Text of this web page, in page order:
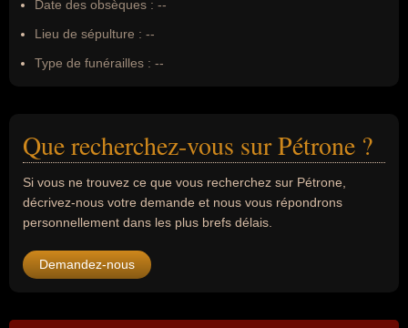
Date des obsèques : --
Lieu de sépulture : --
Type de funérailles : --
Que recherchez-vous sur Pétrone ?
Si vous ne trouvez ce que vous recherchez sur Pétrone,
décrivez-nous votre demande et nous vous répondrons
personnellement dans les plus brefs délais.
Demandez-nous